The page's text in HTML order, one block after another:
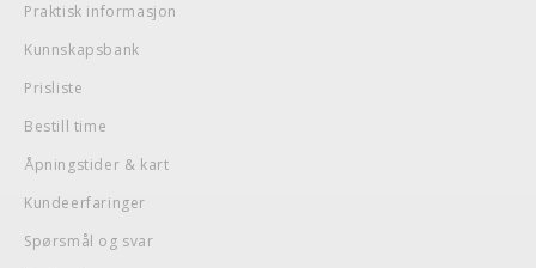
Praktisk informasjon
Kunnskapsbank
Prisliste
Bestill time
Åpningstider & kart
Kundeerfaringer
Spørsmål og svar